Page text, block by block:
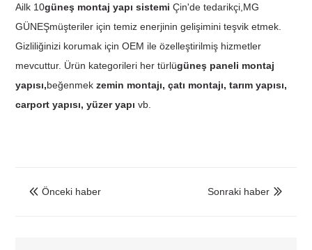
Ailk 10güneş montaj yapı sistemi Çin'de tedarikçi, MG
GÜNEŞmüşteriler için temiz enerjinin gelişimini teşvik etmek.
Gizliliğinizi korumak için OEM ile özelleştirilmiş hizmetler
mevcuttur. Ürün kategorileri her türlügüneş paneli montaj
yapısı,beğenmek zemin montajı, çatı montajı, tarım yapısı,
carport yapısı, yüzer yapı vb.
 Önceki haber 
Sonraki haber